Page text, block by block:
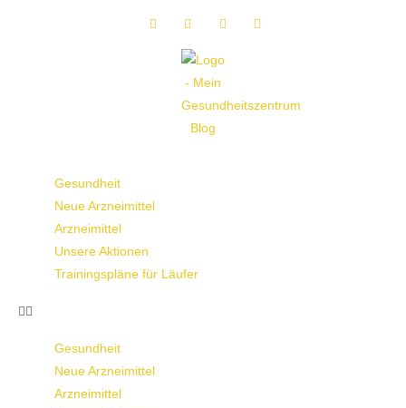
Gesundheit
Neue Arzneimittel
Arzneimittel
Unsere Aktionen
Trainingspläne für Läufer
Gesundheit
Neue Arzneimittel
Arzneimittel